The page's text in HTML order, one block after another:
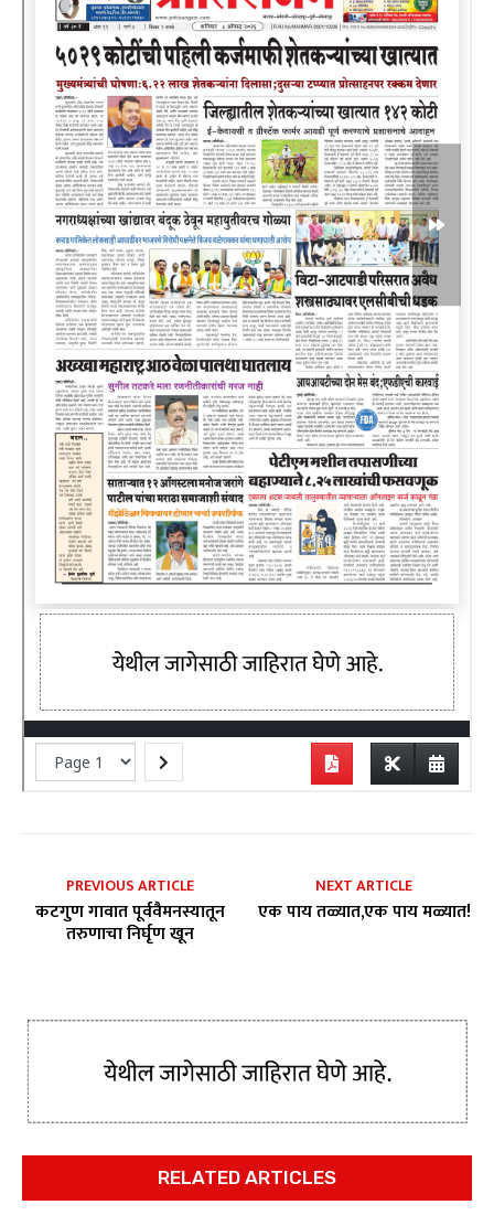
PREVIOUS ARTICLE
कटगुण गावात पूर्ववैमनस्यातून
तरुणाचा निर्घृण खून
NEXT ARTICLE
एक पाय तळ्यात,एक पाय मळ्यात!
RELATED ARTICLES